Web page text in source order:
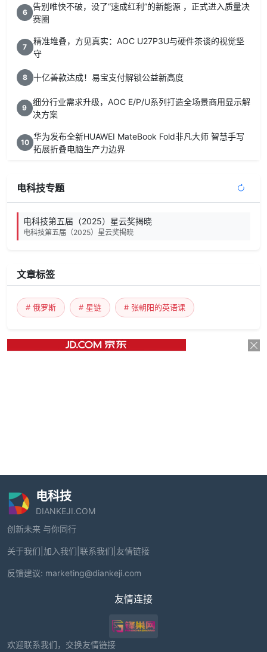
6
告别唯快不破，没了“速成红利”的新能源 ，正式进入质量决
赛圈
7
精准堆叠，方见真实：AOC U27P3U与硬件茶谈的视觉坚
守
8 十亿善款达成！易宝支付解锁公益新高度
9
细分行业需求升级，AOC E/P/U系列打造全场景商用显示解
决方案
10
华为发布全新HUAWEI MateBook Fold非凡大师 智慧手写
拓展折叠电脑生产力边界
电科技专题
电科技第五届（2025）星云奖揭晓
电科技第五届（2025）星云奖揭晓
文章标签
# 俄罗斯 # 星链 # 张朝阳的英语课
电科技
DIANKEJI.COM
创新未来 与你同行
关于我们 加入我们 联系我们 友情链接
反馈建议: marketing@diankeji.com
友情连接
欢迎联系我们，交换友情链接